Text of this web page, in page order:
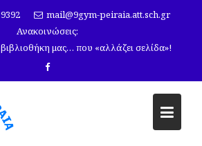
mail@9gym-peiraia.att.sch.gr
Ανακοινώσεις:
μας… που «αλλάζει σελίδα»!